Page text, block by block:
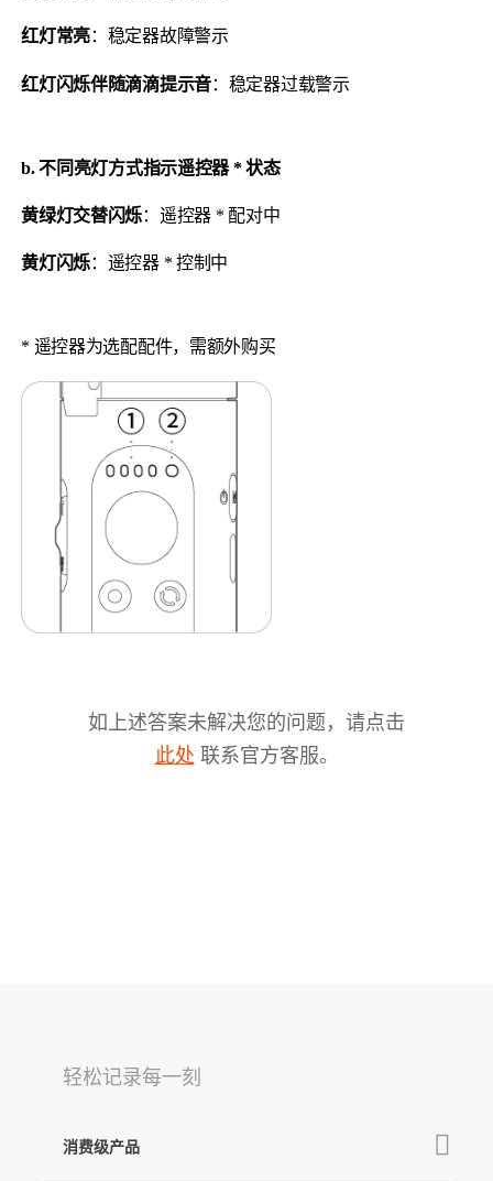
红灯常亮：稳定器故障警示
红灯闪烁伴随滴滴提示音：稳定器过载警示
b. 不同亮灯方式指示遥控器 * 状态
黄绿灯交替闪烁：遥控器 * 配对中
黄灯闪烁：遥控器 * 控制中
* 遥控器为选配配件，需额外购买
如上述答案未解决您的问题，请点击
此处 联系官方客服。
轻松记录每一刻
消费级产品